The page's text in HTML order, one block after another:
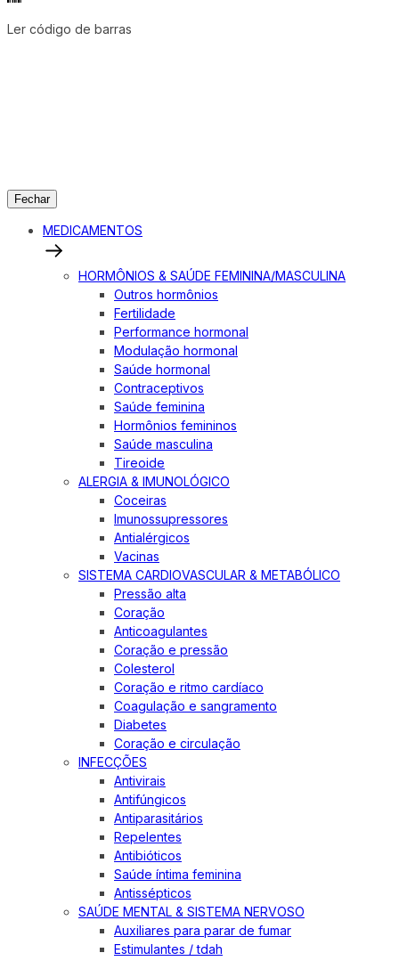
Ler código de barras
Fechar
MEDICAMENTOS
HORMÔNIOS & SAÚDE FEMININA/MASCULINA
Outros hormônios
Fertilidade
Performance hormonal
Modulação hormonal
Saúde hormonal
Contraceptivos
Saúde feminina
Hormônios femininos
Saúde masculina
Tireoide
ALERGIA & IMUNOLÓGICO
Coceiras
Imunossupressores
Antialérgicos
Vacinas
SISTEMA CARDIOVASCULAR & METABÓLICO
Pressão alta
Coração
Anticoagulantes
Coração e pressão
Colesterol
Coração e ritmo cardíaco
Coagulação e sangramento
Diabetes
Coração e circulação
INFECÇÕES
Antivirais
Antifúngicos
Antiparasitários
Repelentes
Antibióticos
Saúde íntima feminina
Antissépticos
SAÚDE MENTAL & SISTEMA NERVOSO
Auxiliares para parar de fumar
Estimulantes / tdah